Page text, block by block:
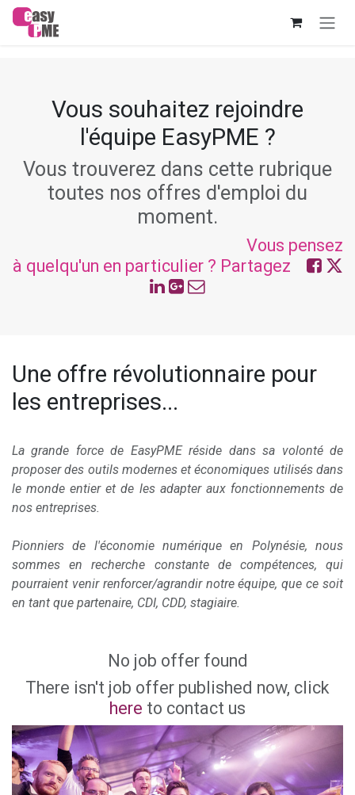
Se rendre au contenu
Vous souhaitez rejoindre
l'équipe EasyPME ?
Vous trouverez dans cette rubrique
toutes nos offres d'emploi du
moment.
Vous pensez
à quelqu'un en particulier ? Partagez
Une offre révolutionnaire pour
les entreprises...
La grande force de EasyPME réside dans sa volonté de
proposer des outils modernes et économiques utilisés dans
le monde entier et de les adapter aux fonctionnements de
nos entreprises.
Pionniers de l'économie numérique en Polynésie, nous
sommes en recherche constante de compétences, qui
pourraient venir renforcer/agrandir notre équipe, que ce soit
en tant que partenaire, CDI, CDD, stagiaire.
No job offer found
There isn't job offer published now, click
here to contact us